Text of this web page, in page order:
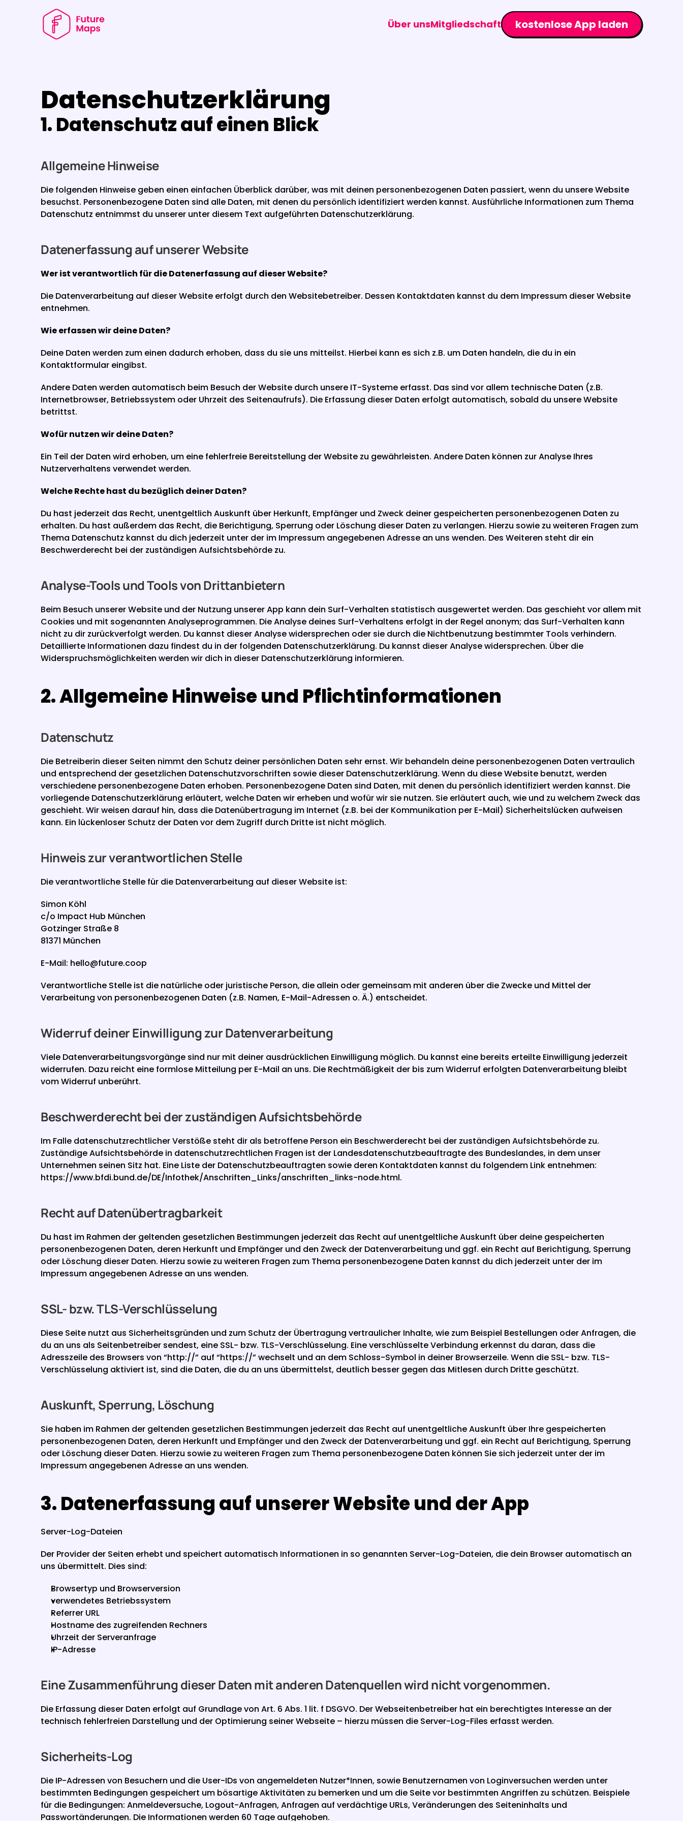
Über unsMitgliedschaft kostenlose App laden
Datenschutzerklärung
1. Datenschutz auf einen Blick
Allgemeine Hinweise
Die folgenden Hinweise geben einen einfachen Überblick darüber, was mit deinen personenbezogenen Daten passiert, wenn du unsere Website
besuchst. Personenbezogene Daten sind alle Daten, mit denen du persönlich identifiziert werden kannst. Ausführliche Informationen zum Thema
Datenschutz entnimmst du unserer unter diesem Text aufgeführten Datenschutzerklärung.
Datenerfassung auf unserer Website
Wer ist verantwortlich für die Datenerfassung auf dieser Website?
Die Datenverarbeitung auf dieser Website erfolgt durch den Websitebetreiber. Dessen Kontaktdaten kannst du dem Impressum dieser Website
entnehmen.
Wie erfassen wir deine Daten?
Deine Daten werden zum einen dadurch erhoben, dass du sie uns mitteilst. Hierbei kann es sich z.B. um Daten handeln, die du in ein
Kontaktformular eingibst.
Andere Daten werden automatisch beim Besuch der Website durch unsere IT-Systeme erfasst. Das sind vor allem technische Daten (z.B.
Internetbrowser, Betriebssystem oder Uhrzeit des Seitenaufrufs). Die Erfassung dieser Daten erfolgt automatisch, sobald du unsere Website
betrittst.
Wofür nutzen wir deine Daten?
Ein Teil der Daten wird erhoben, um eine fehlerfreie Bereitstellung der Website zu gewährleisten. Andere Daten können zur Analyse Ihres
Nutzerverhaltens verwendet werden.
Welche Rechte hast du bezüglich deiner Daten?
Du hast jederzeit das Recht, unentgeltlich Auskunft über Herkunft, Empfänger und Zweck deiner gespeicherten personenbezogenen Daten zu
erhalten. Du hast außerdem das Recht, die Berichtigung, Sperrung oder Löschung dieser Daten zu verlangen. Hierzu sowie zu weiteren Fragen zum
Thema Datenschutz kannst du dich jederzeit unter der im Impressum angegebenen Adresse an uns wenden. Des Weiteren steht dir ein
Beschwerderecht bei der zuständigen Aufsichtsbehörde zu.
Analyse-Tools und Tools von Drittanbietern
Beim Besuch unserer Website und der Nutzung unserer App kann dein Surf-Verhalten statistisch ausgewertet werden. Das geschieht vor allem mit
Cookies und mit sogenannten Analyseprogrammen. Die Analyse deines Surf-Verhaltens erfolgt in der Regel anonym; das Surf-Verhalten kann
nicht zu dir zurückverfolgt werden. Du kannst dieser Analyse widersprechen oder sie durch die Nichtbenutzung bestimmter Tools verhindern.
Detaillierte Informationen dazu findest du in der folgenden Datenschutzerklärung. Du kannst dieser Analyse widersprechen. Über die
Widerspruchsmöglichkeiten werden wir dich in dieser Datenschutzerklärung informieren.
2. Allgemeine Hinweise und Pflichtinformationen
Datenschutz
Die Betreiberin dieser Seiten nimmt den Schutz deiner persönlichen Daten sehr ernst. Wir behandeln deine personenbezogenen Daten vertraulich
und entsprechend der gesetzlichen Datenschutzvorschriften sowie dieser Datenschutzerklärung. Wenn du diese Website benutzt, werden
verschiedene personenbezogene Daten erhoben. Personenbezogene Daten sind Daten, mit denen du persönlich identifiziert werden kannst. Die
vorliegende Datenschutzerklärung erläutert, welche Daten wir erheben und wofür wir sie nutzen. Sie erläutert auch, wie und zu welchem Zweck das
geschieht. Wir weisen darauf hin, dass die Datenübertragung im Internet (z.B. bei der Kommunikation per E-Mail) Sicherheitslücken aufweisen
kann. Ein lückenloser Schutz der Daten vor dem Zugriff durch Dritte ist nicht möglich.
Hinweis zur verantwortlichen Stelle
Die verantwortliche Stelle für die Datenverarbeitung auf dieser Website ist:
Simon Köhl
c/o Impact Hub München
Gotzinger Straße 8
81371 München
E-Mail: hello@future.coop
Verantwortliche Stelle ist die natürliche oder juristische Person, die allein oder gemeinsam mit anderen über die Zwecke und Mittel der
Verarbeitung von personenbezogenen Daten (z.B. Namen, E-Mail-Adressen o. Ä.) entscheidet.
Widerruf deiner Einwilligung zur Datenverarbeitung
Viele Datenverarbeitungsvorgänge sind nur mit deiner ausdrücklichen Einwilligung möglich. Du kannst eine bereits erteilte Einwilligung jederzeit
widerrufen. Dazu reicht eine formlose Mitteilung per E-Mail an uns. Die Rechtmäßigkeit der bis zum Widerruf erfolgten Datenverarbeitung bleibt
vom Widerruf unberührt.
Beschwerderecht bei der zuständigen Aufsichtsbehörde
Im Falle datenschutzrechtlicher Verstöße steht dir als betroffene Person ein Beschwerderecht bei der zuständigen Aufsichtsbehörde zu.
Zuständige Aufsichtsbehörde in datenschutzrechtlichen Fragen ist der Landesdatenschutzbeauftragte des Bundeslandes, in dem unser
https://www.bfdi.bund.de/DE/Infothek/Anschriften_Links/anschriften_links-node.html.
Recht auf Datenübertragbarkeit
Du hast im Rahmen der geltenden gesetzlichen Bestimmungen jederzeit das Recht auf unentgeltliche Auskunft über deine gespeicherten
personenbezogenen Daten, deren Herkunft und Empfänger und den Zweck der Datenverarbeitung und ggf. ein Recht auf Berichtigung, Sperrung
oder Löschung dieser Daten. Hierzu sowie zu weiteren Fragen zum Thema personenbezogene Daten kannst du dich jederzeit unter der im
Impressum angegebenen Adresse an uns wenden.
SSL- bzw. TLS-Verschlüsselung
Diese Seite nutzt aus Sicherheitsgründen und zum Schutz der Übertragung vertraulicher Inhalte, wie zum Beispiel Bestellungen oder Anfragen, die
du an uns als Seitenbetreiber sendest, eine SSL- bzw. TLS-Verschlüsselung. Eine verschlüsselte Verbindung erkennst du daran, dass die
Adresszeile des Browsers von “http://” auf “https://” wechselt und an dem Schloss-Symbol in deiner Browserzeile. Wenn die SSL- bzw. TLS-
Verschlüsselung aktiviert ist, sind die Daten, die du an uns übermittelst, deutlich besser gegen das Mitlesen durch Dritte geschützt.
Auskunft, Sperrung, Löschung
Sie haben im Rahmen der geltenden gesetzlichen Bestimmungen jederzeit das Recht auf unentgeltliche Auskunft über Ihre gespeicherten
personenbezogenen Daten, deren Herkunft und Empfänger und den Zweck der Datenverarbeitung und ggf. ein Recht auf Berichtigung, Sperrung
oder Löschung dieser Daten. Hierzu sowie zu weiteren Fragen zum Thema personenbezogene Daten können Sie sich jederzeit unter der im
Impressum angegebenen Adresse an uns wenden.
3. Datenerfassung auf unserer Website und der App
Server-Log-Dateien
Der Provider der Seiten erhebt und speichert automatisch Informationen in so genannten Server-Log-Dateien, die dein Browser automatisch an
uns übermittelt. Dies sind:
Browsertyp und Browserversion
verwendetes Betriebssystem
Referrer URL
Hostname des zugreifenden Rechners
Uhrzeit der Serveranfrage
IP-Adresse
Eine Zusammenführung dieser Daten mit anderen Datenquellen wird nicht vorgenommen.
Die Erfassung dieser Daten erfolgt auf Grundlage von Art. 6 Abs. 1 lit. f DSGVO. Der Webseitenbetreiber hat ein berechtigtes Interesse an der
technisch fehlerfreien Darstellung und der Optimierung seiner Webseite – hierzu müssen die Server-Log-Files erfasst werden.
Sicherheits-Log
Die IP-Adressen von Besuchern und die User-IDs von angemeldeten Nutzer*Innen, sowie Benutzernamen von Loginversuchen werden unter
bestimmten Bedingungen gespeichert um bösartige Aktivitäten zu bemerken und um die Seite vor bestimmten Angriffen zu schützen. Beispiele
für die Bedingungen: Anmeldeversuche, Logout-Anfragen, Anfragen auf verdächtige URLs, Veränderungen des Seiteninhalts und
Passwortänderungen. Die Informationen werden 60 Tage aufgehoben.